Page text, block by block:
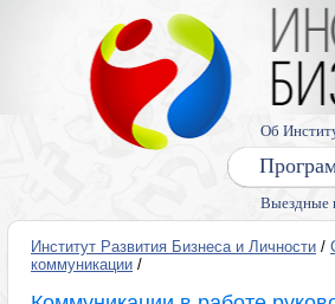
Выездные
Об
Институт Развития Бизнеса и Личности /
коммуникации /